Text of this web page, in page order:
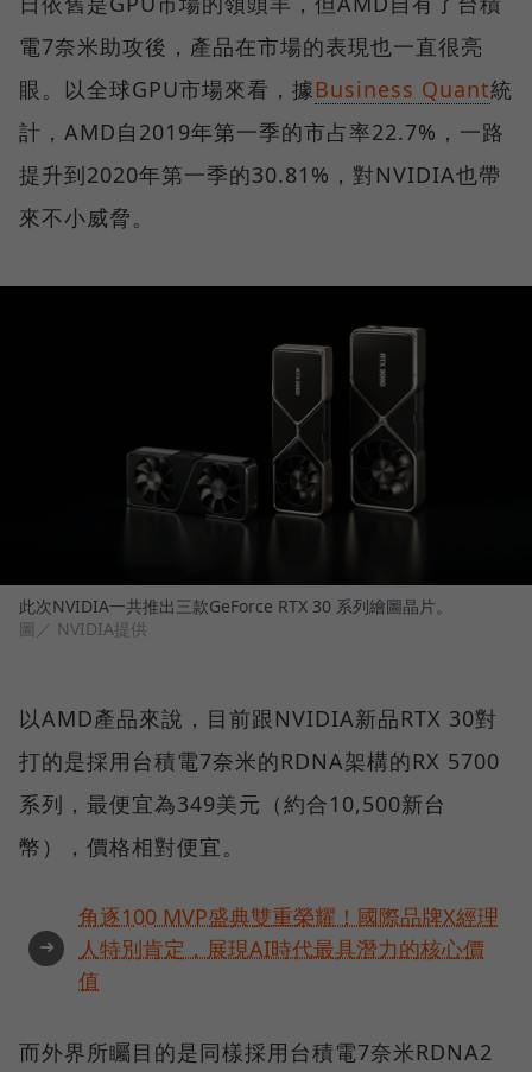
電7奈米助攻後，產品在市場的表現也一直很亮
眼。以全球GPU市場來看，據Business Quant統
計，AMD自2019年第一季的市占率22.7%，一路
提升到2020年第一季的30.81%，對NVIDIA也帶
來不小威脅。
此次NVIDIA一共推出三款GeForce RTX 30 系列繪圖晶片。
圖／ NVIDIA提供
以AMD產品來說，目前跟NVIDIA新品RTX 30對
打的是採用台積電7奈米的RDNA架構的RX 5700
系列，最便宜為349美元（約合10,500新台
幣），價格相對便宜。
➜
角逐100 MVP盛典雙重榮耀！國際品牌X經理
人特別肯定，展現AI時代最具潛力的核心價
值
而外界所矚目的是同樣採用台積電7奈米RDNA2